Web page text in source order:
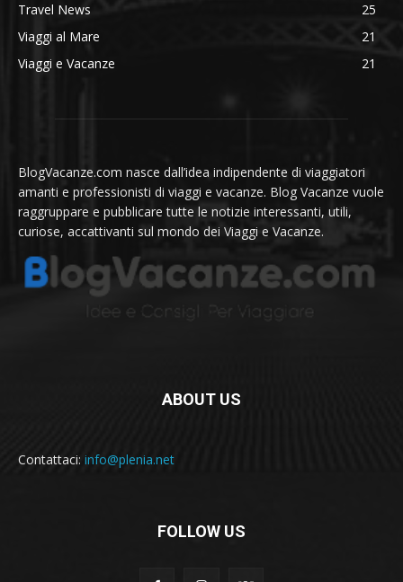
Travel News
25
Viaggi al Mare
21
Viaggi e Vacanze
21
BlogVacanze.com nasce dall’idea indipendente di viaggiatori
amanti e professionisti di viaggi e vacanze. Blog Vacanze vuole
raggruppare e pubblicare tutte le notizie interessanti, utili,
curiose, accattivanti sul mondo dei Viaggi e Vacanze.
ABOUT US
Contattaci: info@plenia.net
FOLLOW US